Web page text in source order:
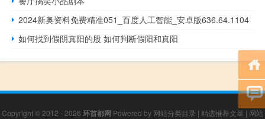
2024新奥资料免费精准051_百度人工智能_安卓版636.64.1104
如何找到假阴真阳的股 如何判断假阳和真阳
Copyright © 2012 - 2026 环首都网 Powered by 网站分类目录 | 精选推荐文章 | 网站